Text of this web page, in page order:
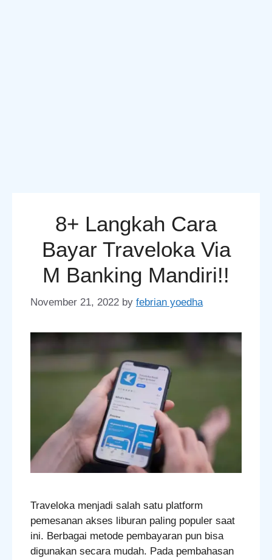
8+ Langkah Cara
Bayar Traveloka Via
M Banking Mandiri!!
November 21, 2022 by febrian yoedha
Traveloka menjadi salah satu platform
pemesanan akses liburan paling populer saat
ini. Berbagai metode pembayaran pun bisa
digunakan secara mudah. Pada pembahasan